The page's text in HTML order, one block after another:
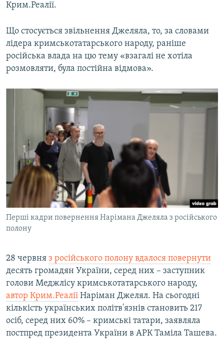
Крим.Реалії.
Що стосується звільнення Джеляла, то, за словами
лідера кримськотатарського народу, раніше
російська влада на цю тему «взагалі не хотіла
розмовляти, була постійна відмова».
Перші кадри повернення Нарімана Джеляла з російського
полону
28 червня з російського полону вдалося повернути
десять громадян України, серед них – заступник
голови Меджлісу кримськотатарського народу,
автор Крим.Реалії Наріман Джелял. На сьогодні
кількість українських політв'язнів становить 217
осіб, серед них 60% – кримські татари, заявляла
постпред президента України в АРК Таміла Ташева.